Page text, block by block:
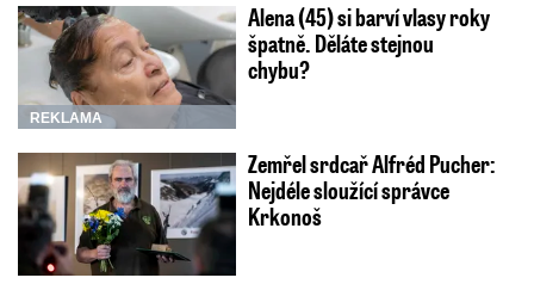
REKLAMA
Alena (45) si barví vlasy roky
špatně. Děláte stejnou
chybu?
Zemřel srdcař Alfréd Pucher:
Nejdéle sloužící správce
Krkonoš